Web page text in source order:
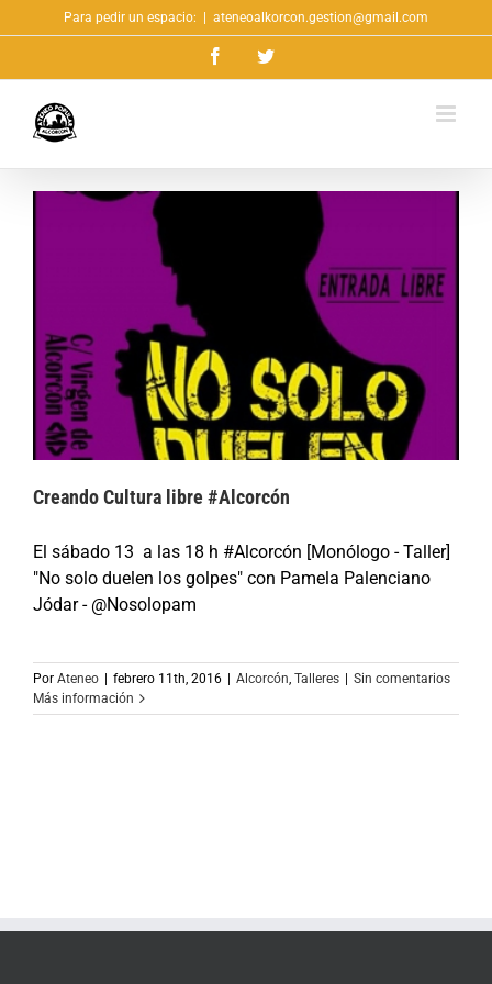
al
Para pedir un espacio: ateneoalkorcon.gestion@gmail.com
FacebookTwitter
Creando Cultura libre #Alcorcón
El sábado 13 a las 18 h #Alcorcón [Monólogo - Taller]
"No solo duelen los golpes" con Pamela Palenciano
Jódar - @Nosolopam
Por Ateneo febrero 11th, 2016 Alcorcón, Talleres
Sin comentarios
Más información